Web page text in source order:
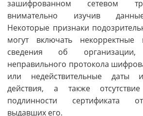
зашифрованном сетевом
внимательно изучив
Некоторые признаки
могут включать
сведения об организации,
неправильного протокола
или недействительные даты
действия, а также
подлинности сертификата
выдавших его.